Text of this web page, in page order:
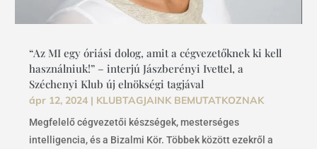
“Az MI egy óriási dolog, amit a cégvezetőknek ki kell
használniuk!” – interjú Jászberényi Ivettel, a
Széchenyi Klub új elnökségi tagjával
ápr 12, 2024 | KLUBTAGJAINK BEMUTATKOZNAK
Megfelelő cégvezetői készségek, mesterséges
intelligencia, és a Bizalmi Kör. Többek között ezekről a